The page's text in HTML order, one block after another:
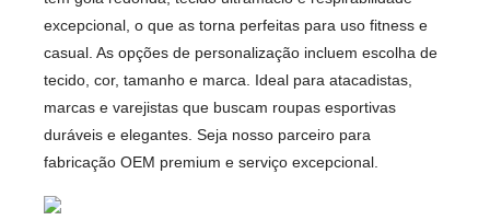
excepcional, o que as torna perfeitas para uso fitness e
casual. As opções de personalização incluem escolha de
tecido, cor, tamanho e marca. Ideal para atacadistas,
marcas e varejistas que buscam roupas esportivas
duráveis ​​e elegantes. Seja nosso parceiro para
fabricação OEM premium e serviço excepcional.